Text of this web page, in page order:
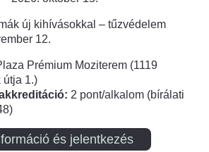
új kihívásokkal – tűzvédelem
12.
Prémium Moziterem (1119
útja 1.)
2 pont/alkalom (bírálati
és jelentkezés